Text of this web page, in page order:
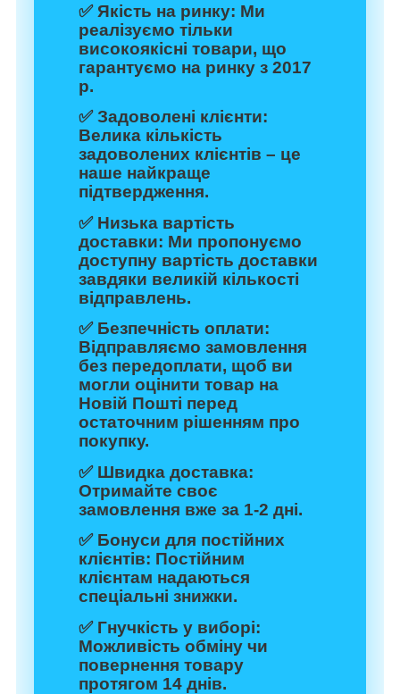
✅ Якість на ринку: Ми
реалізуємо тільки
високоякісні товари, що
гарантуємо на ринку з 2017
р.
✅Задоволені клієнти:
Велика кількість
задоволених клієнтів – це
наше найкраще
підтвердження.
✅ Низька вартість
доставки: Ми пропонуємо
доступну вартість доставки
завдяки великій кількості
відправлень.
✅ Безпечність оплати:
Відправляємо замовлення
без передоплати, щоб ви
могли оцінити товар на
Новій Пошті перед
остаточним рішенням про
покупку.
✅ Швидка доставка:
Отримайте своє
замовлення вже за 1-2 дні.
✅ Бонуси для постійних
клієнтів: Постійним
клієнтам надаються
спеціальні знижки.
✅ Гнучкість у виборі:
Можливість обміну чи
повернення товару
протягом 14 днів.